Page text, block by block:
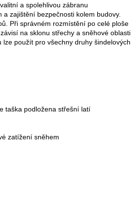
a spolehlivou zábranu
zajištění bezpečnosti kolem budovy.
Při správném rozmístění po celé ploše
na sklonu střechy a sněhové oblasti,
použít pro všechny druhy šindelových
taška podložena střešní latí
zatížení sněhem